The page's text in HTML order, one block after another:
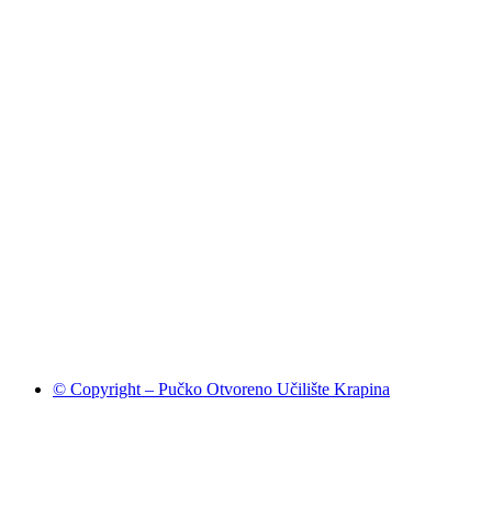
© Copyright – Pučko Otvoreno Učilište Krapina